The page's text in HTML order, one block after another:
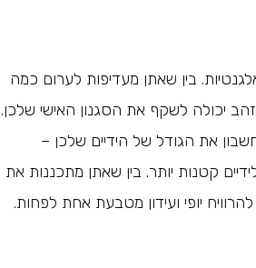
בין שאתן מעדיפות לערום כמה
יכולה לשקף את הסגנון האישי שלכן.
את הגודל של הידיים שלכן –
קטנות יותר. בין שאתן מתכננות את
יופי ועידון מטבעת אחת לפחות.